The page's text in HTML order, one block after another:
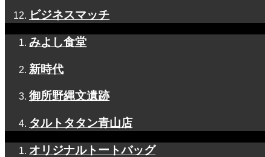
ビジネスマッチ
みよし食堂
新時代
御所野縄文遺跡
タルトタタン青山店
オリジナルトートバッグ